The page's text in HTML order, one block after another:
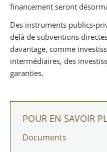
financement seront
Des instruments publics-
delà de subventions
davantage, comme
intermédiaires, des
garanties.
POUR EN SAVOIR
Documents